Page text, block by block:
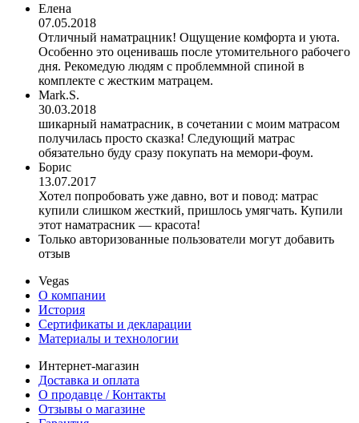
Елена
07.05.2018
Отличный наматрацник! Ощущение комфорта и уюта.
Особенно это оценивашь после утомительного рабочего
дня. Рекомедую людям с проблеммной спиной в
комплекте с жестким матрацем.
Mark.S.
30.03.2018
шикарный наматрасник, в сочетании с моим матрасом
получилась просто сказка! Следующий матрас
обязательно буду сразу покупать на мемори-фоум.
Борис
13.07.2017
Хотел попробовать уже давно, вот и повод: матрас
купили слишком жесткий, пришлось умягчать. Купили
этот наматрасник — красота!
Только авторизованные пользователи могут добавить
отзыв
Vegas
О компании
История
Сертификаты и декларации
Материалы и технологии
Интернет-магазин
Доставка и оплата
О продавце / Контакты
Отзывы о магазине